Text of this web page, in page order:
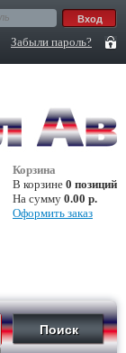
Забыли пароль?
Корзина
В корзине 0 позиций
На сумму 0.00 р.
Оформить заказ